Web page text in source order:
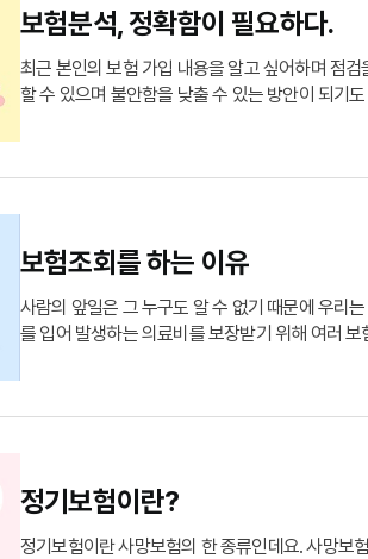
보험분석, 정확함이 필요하다.
최근 본인의 보험 가입 내용을 알고 싶어하며 점
할 수 있으며 불안함을 낮출 수 있는 방안이 되기
보험조회를 하는 이유
사람의 앞일은 그 누구도 알 수 없기 때문에 우리
를 입어 발생하는 의료비를 보장받기 위해 여러
정기보험이란?
정기보험이란 사망보험의 한 종류인데요. 사망보